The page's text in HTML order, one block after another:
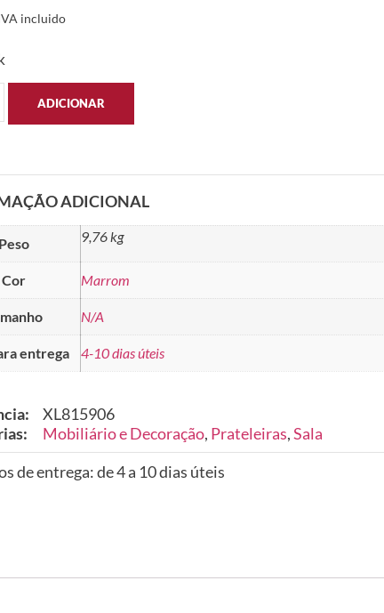
incluido
ADICIONAR
ADICIONAL
Peso 9,76 kg
Cor Marrom
N/A
entrega 4-10 dias úteis
XL815906
Mobiliário e Decoração, Prateleiras,Sala
de entrega: de 4 a 10 dias úteis